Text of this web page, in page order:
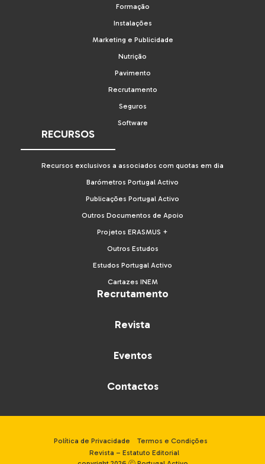
Formação
Instalações
Marketing e Publicidade
Nutrição
Pavimento
Recrutamento
Seguros
Software
RECURSOS
Recursos exclusivos a associados com quotas em dia
Barómetros Portugal Activo
Publicações Portugal Activo
Outros Documentos de Apoio
Projetos ERASMUS +
Outros Estudos
Estudos Portugal Activo
Cartazes INEM
Recrutamento
Revista
Eventos
Contactos
Política de Privacidade
Termos e Condições
Revista – Estatuto Editorial